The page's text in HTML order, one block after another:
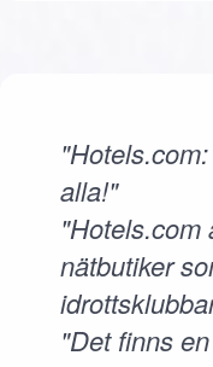
alla!"
"Hotels.com
nätbutiker
"Det finns